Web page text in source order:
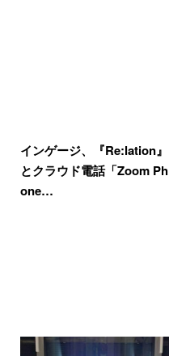
インゲージ、『Re:lation』
とクラウド電話「Zoom Ph
one…